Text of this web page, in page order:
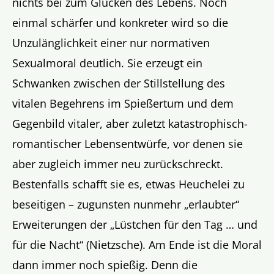
einmal schärfer und konkreter wird so die
Unzulänglichkeit einer nur normativen
Sexualmoral deutlich. Sie erzeugt ein
Schwanken zwischen der Stillstellung des
vitalen Begehrens im Spießertum und dem
Gegenbild vitaler, aber zuletzt katastrophisch-
romantischer Lebensentwürfe, vor denen sie
aber zugleich immer neu zurückschreckt.
Bestenfalls schafft sie es, etwas Heuchelei zu
beseitigen – zugunsten nunmehr „erlaubter“
Erweiterungen der „Lüstchen für den Tag … und
für die Nacht“ (Nietzsche). Am Ende ist die Moral
dann immer noch spießig. Denn die